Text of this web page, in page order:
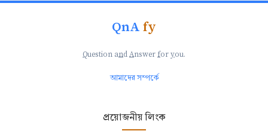
QnAfy
Question andAnswer foryou.
আমাদের সম্পর্কে
প্রয়োজনীয় লিংক